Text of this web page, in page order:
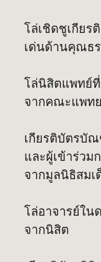
โล่เชิดชูเกียร
เด่นด้านคุณธ
โล่นิสิตแพทย์
จากคณะแพท
เกียรติบัตรบั
และผู้เข้าร่ว
จากมูลนิธิสมเ
โล่อาจารย์ใน
จากนิสิต